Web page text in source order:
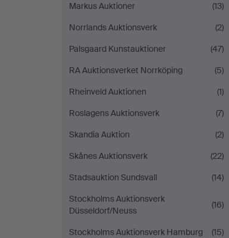
Markus Auktioner
(13)
Norrlands Auktionsverk
(2)
Palsgaard Kunstauktioner
(47)
RA Auktionsverket Norrköping
(5)
Rheinveld Auktionen
(1)
Roslagens Auktionsverk
(7)
Skandia Auktion
(2)
Skånes Auktionsverk
(22)
Stadsauktion Sundsvall
(14)
Stockholms Auktionsverk
Düsseldorf/Neuss
(16)
Stockholms Auktionsverk Hamburg
(15)